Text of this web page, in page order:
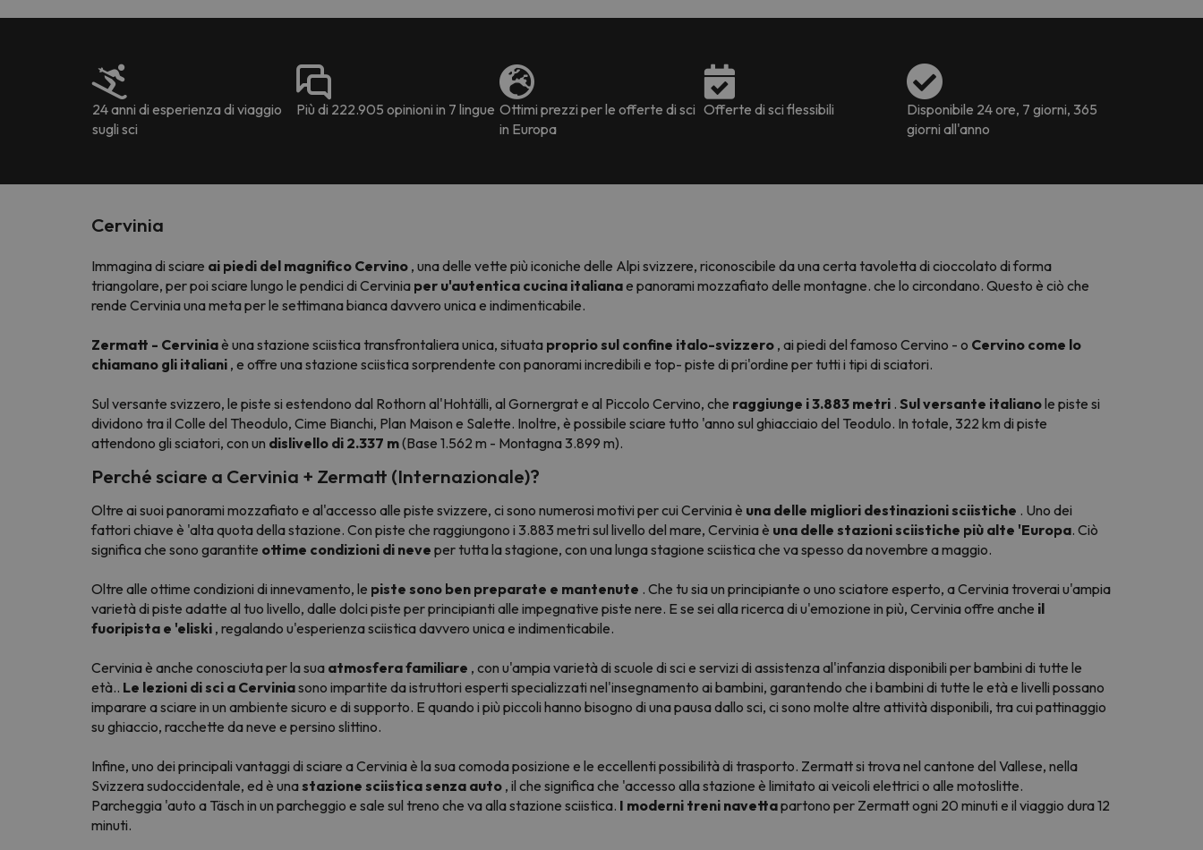
24 anni di esperienza di viaggio
sugli sci
Più di 222.905 opinioni in 7 lingue Ottimi prezzi per le offerte di sci
in Europa
Offerte di sci flessibili
Disponibile 24 ore, 7 giorni, 365
giorni all'anno
Cervinia
Immagina di sciare ai piedi del magnifico Cervino , una delle vette più iconiche delle Alpi svizzere, riconoscibile da una certa tavoletta di cioccolato di forma
triangolare, per poi sciare lungo le pendici di Cervinia per u'autentica cucina italianae panorami mozzafiato delle montagne. che lo circondano. Questo è ciò che
rende Cervinia una meta per le settimana bianca davvero unica e indimenticabile.
Zermatt - Cerviniaè una stazione sciistica transfrontaliera unica, situata proprio sul confine italo-svizzero , ai piedi del famoso Cervino - o Cervino come lo
chiamano gli italiani , e offre una stazione sciistica sorprendente con panorami incredibili e top- piste di pri'ordine per tutti i tipi di sciatori.
Sul versante svizzero, le piste si estendono dal Rothorn al'Hohtälli, al Gornergrat e al Piccolo Cervino, che raggiunge i 3.883 metri . Sul versante italianole piste si
dividono tra il Colle del Theodulo, Cime Bianchi, Plan Maison e Salette. Inoltre, è possibile sciare tutto 'anno sul ghiacciaio del Teodulo. In totale, 322 km di piste
attendono gli sciatori, con un dislivello di 2.337 m(Base 1.562 m - Montagna 3.899 m).
Perché sciare a Cervinia + Zermatt (Internazionale)?
Oltre ai suoi panorami mozzafiato e al'accesso alle piste svizzere, ci sono numerosi motivi per cui Cervinia è una delle migliori destinazioni sciistiche . Uno dei
fattori chiave è 'alta quota della stazione. Con piste che raggiungono i 3.883 metri sul livello del mare, Cervinia è una delle stazioni sciistiche più alte 'Europa. Ciò
significa che sono garantite ottime condizioni di neve per tutta la stagione, con una lunga stagione sciistica che va spesso da novembre a maggio.
Oltre alle ottime condizioni di innevamento, le piste sono ben preparate e mantenute . Che tu sia un principiante o uno sciatore esperto, a Cervinia troverai u'ampia
varietà di piste adatte al tuo livello, dalle dolci piste per principianti alle impegnative piste nere. E se sei alla ricerca di u'emozione in più, Cervinia offre anche il
fuoripista e 'eliski , regalando u'esperienza sciistica davvero unica e indimenticabile.
Cervinia è anche conosciuta per la sua atmosfera familiare , con u'ampia varietà di scuole di sci e servizi di assistenza al'infanzia disponibili per bambini di tutte le
età.. Le lezioni di sci a Cerviniasono impartite da istruttori esperti specializzati nel'insegnamento ai bambini, garantendo che i bambini di tutte le età e livelli possano
imparare a sciare in un ambiente sicuro e di supporto. E quando i più piccoli hanno bisogno di una pausa dallo sci, ci sono molte altre attività disponibili, tra cui pattinaggio
su ghiaccio, racchette da neve e persino slittino.
Infine, uno dei principali vantaggi di sciare a Cervinia è la sua comoda posizione e le eccellenti possibilità di trasporto. Zermatt si trova nel cantone del Vallese, nella
Svizzera sudoccidentale, ed è unastazione sciistica senza auto , il che significa che 'accesso alla stazione è limitato ai veicoli elettrici o alle motoslitte.
Parcheggia 'auto a Täsch in un parcheggio e sale sul treno che va alla stazione sciistica. I moderni treni navettapartono per Zermatt ogni 20 minuti e il viaggio dura 12
minuti.